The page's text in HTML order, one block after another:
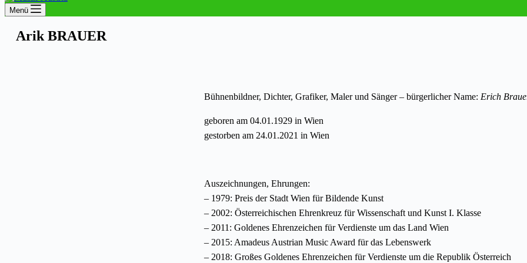
Menü
Arik BRAUER
Bühnenbildner, Dichter, Grafiker, Maler und Sänger – bürgerlicher Name: Erich
geboren am 04.01.1929 in Wien
gestorben am 24.01.2021 in Wien
Auszeichnungen, Ehrungen:
– 1979: Preis der Stadt Wien für Bildende Kunst
– 2002: Österreichischen Ehrenkreuz für Wissenschaft und Kunst I. Klasse
– 2011: Goldenes Ehrenzeichen für Verdienste um das Land Wien
– 2015: Amadeus Austrian Music Award für das Lebenswerk
– 2018: Großes Goldenes Ehrenzeichen für Verdienste um die Republik Österreich